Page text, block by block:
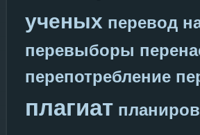
ученых перевод
перевыборы
перепотребление
плагиат